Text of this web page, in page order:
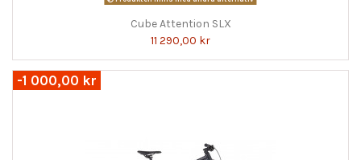
Cube Attention SLX
11 290,00 kr
-1 000,00 kr